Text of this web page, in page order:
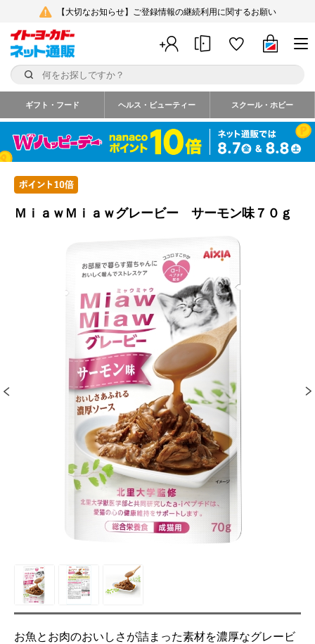
【大切なお知らせ】ご登録情報の継続利用に関するお願い
ギフト・フード ヘルス・ビューティー スクール・ホビー
ＭｉａｗＭｉａｗグレービー サーモン味７０ｇ
お魚とお肉のおいしさが詰まった素材を濃厚なグレービ